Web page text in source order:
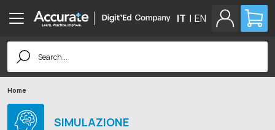
IT | EN
Search
for:
Home
SIMULAZIONE